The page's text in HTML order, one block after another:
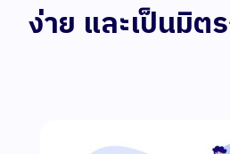
ง่าย และเป็นมิต